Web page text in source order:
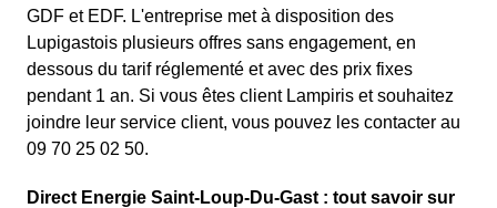
GDF et EDF. L'entreprise met à disposition des
Lupigastois plusieurs offres sans engagement, en
dessous du tarif réglementé et avec des prix fixes
pendant 1 an. Si vous êtes client Lampiris et souhaitez
joindre leur service client, vous pouvez les contacter au
09 70 25 02 50.
Direct Energie Saint-Loup-Du-Gast : tout savoir sur